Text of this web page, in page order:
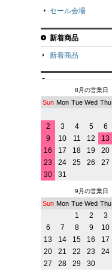
セール会場
新着商品
新着商品
8月の営業日
Sun Mon Tue Wed Thu
2
3 4 5 6
9
10 11 12 13
16
17 18 19 20
23
24 25 26 27
30
31
9月の営業日
Sun Mon Tue Wed Thu
1 2 3
6
7 8 9 10
13
14 15 16 17
20
21 22 23 24
27
28 29 30